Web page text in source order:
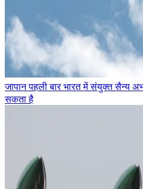
जापान पहली बार भारत में संयुक्त सैन्य
सकता है